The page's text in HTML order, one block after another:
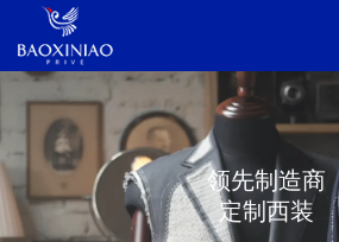
领先制造商
定制西装
家
公司
OEM和ODM